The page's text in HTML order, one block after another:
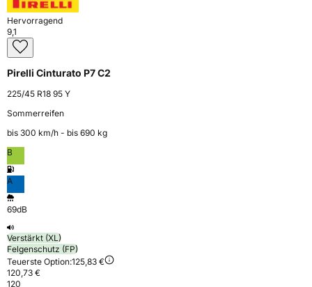
Hervorragend
9,1
Pirelli Cinturato P7 C2
225/45 R18 95 Y
Sommerreifen
bis 300 km⁠/⁠h - bis 690 kg
B
A
69dB
Verstärkt (XL)
Felgenschutz (FP)
Teuerste Option:125,83 €
120,73 €
120